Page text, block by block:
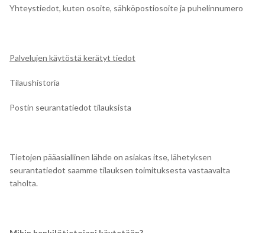
Yhteystiedot, kuten osoite, sähköpostiosoite ja puhelinnumero
Palvelujen käytöstä kerätyt tiedot
Tilaushistoria
Postin seurantatiedot tilauksista
Tietojen pääasiallinen lähde on asiakas itse, lähetyksen
seurantatiedot saamme tilauksen toimituksesta vastaavalta
taholta.